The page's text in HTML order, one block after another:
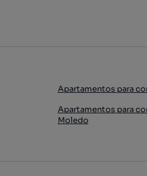
Apartamentos para
Apartamentos para
Moledo